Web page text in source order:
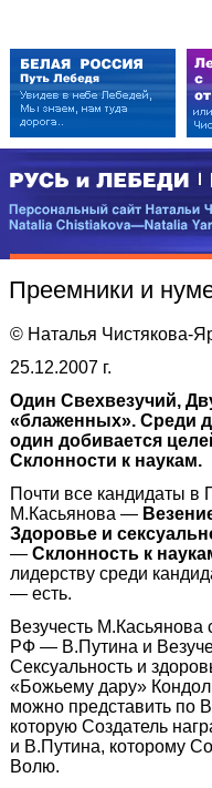
РУСЬ и ЛЕБЕДИ | RUSI —
Персональный сайт Натальи
Преемники и
© Наталья Чистякова-
25.12.2007 г.
Один Свехвезучий,
«блаженных». Среди
один добивается
Склонности к наукам.
Почти все кандидаты
М.Касьянова —
Здоровье и
— Склонность к
лидерству среди
— есть.
Везучесть
РФ — В.Путина и
Сексуальность и
«Божьему дару»
можно представить по
которую Создатель
и В.Путина, которому
Волю.